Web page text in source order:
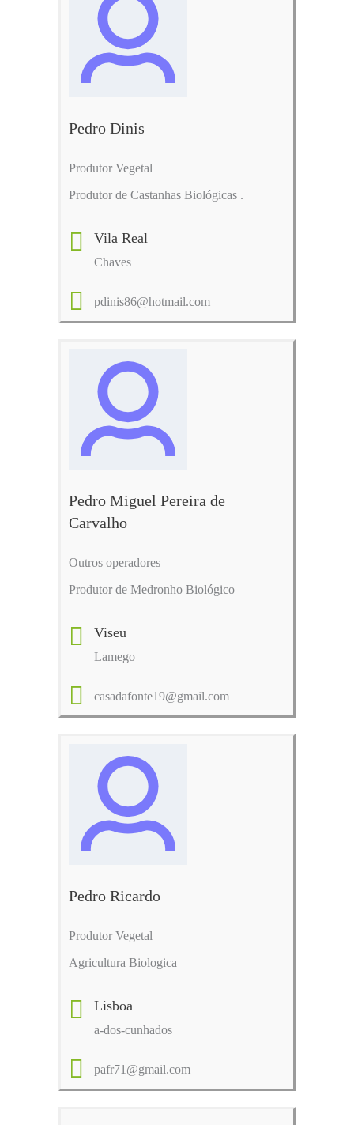
Pedro Dinis
Produtor Vegetal
Produtor de Castanhas Biológicas .
Vila Real
Chaves
pdinis86@hotmail.com
Pedro Miguel Pereira de
Carvalho
Outros operadores
Produtor de Medronho Biológico
Viseu
Lamego
casadafonte19@gmail.com
Pedro Ricardo
Produtor Vegetal
Agricultura Biologica
Lisboa
a-dos-cunhados
pafr71@gmail.com